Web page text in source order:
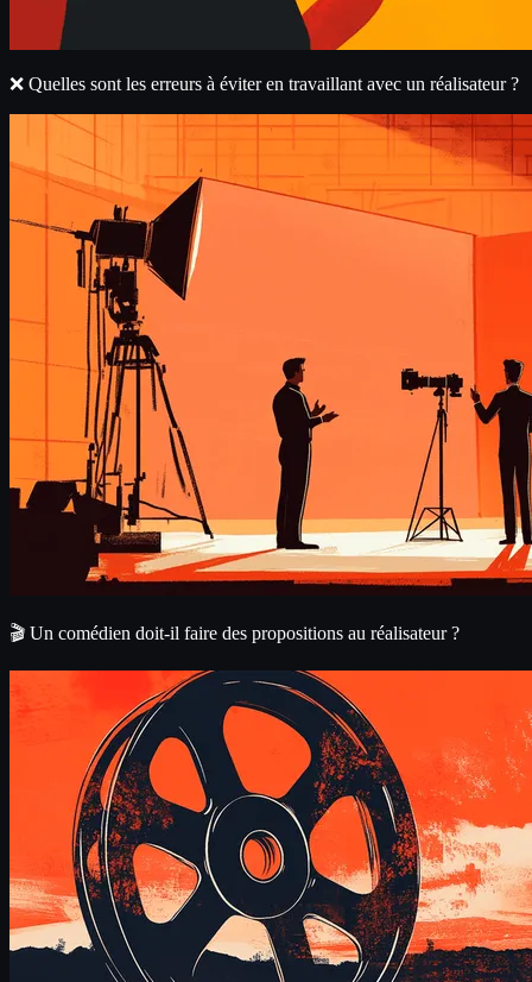
❌ Quelles sont les erreurs à éviter en travaillant avec un réalisateur ?
🎬 Un comédien doit-il faire des propositions au réalisateur ?